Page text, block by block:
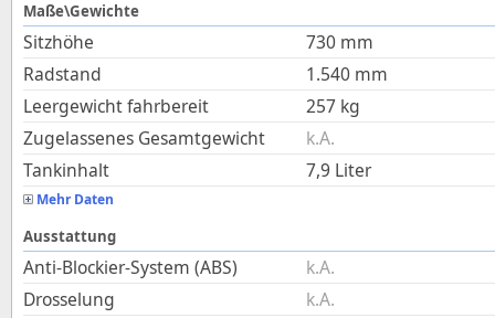
Maße\Gewichte
Sitzhöhe 730 mm
Radstand
1.540 mm
Leergewicht fahrbereit
257 kg
Zugelassenes Gesamtgewicht
k.A.
Tankinhalt
7,9 Liter
Mehr Daten
Ausstattung
Anti-Blockier-System (ABS)
k.A.
Drosselung
k.A.